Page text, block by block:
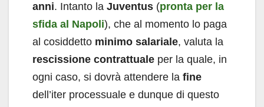
anni. Intanto la Juventus (pronta per la
sfida al Napoli), che al momento lo paga
al cosiddetto minimo salariale, valuta la
rescissione contrattuale per la quale, in
ogni caso, si dovrà attendere la fine
dell’iter processuale e dunque di questo